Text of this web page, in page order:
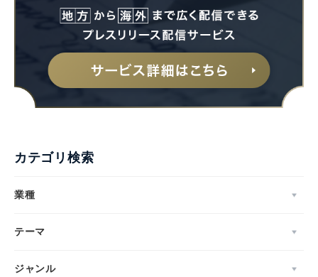
カテゴリ検索
業種
テーマ
ジャンル